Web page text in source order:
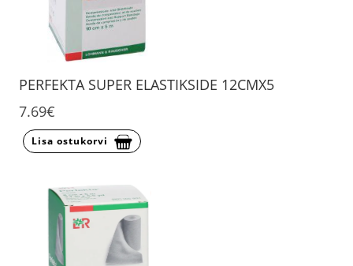
PERFEKTA SUPER ELASTIKSIDE 12CMX5
7.69€
Lisa ostukorvi